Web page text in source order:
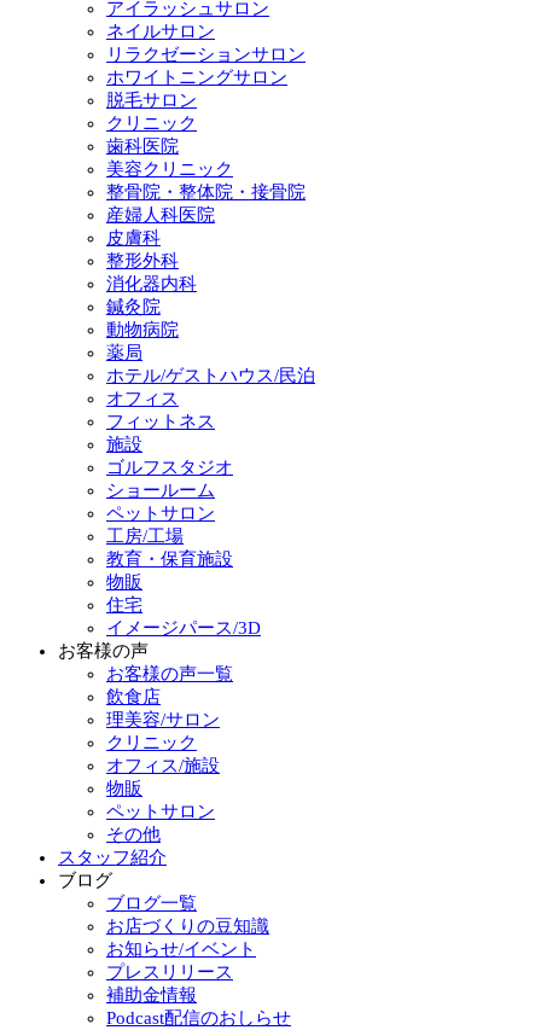
アイラッシュサロン
ネイルサロン
リラクゼーションサロン
ホワイトニングサロン
脱毛サロン
クリニック
歯科医院
美容クリニック
整骨院・整体院・接骨院
産婦人科医院
皮膚科
整形外科
消化器内科
鍼灸院
動物病院
薬局
ホテル/ゲストハウス/民泊
オフィス
フィットネス
施設
ゴルフスタジオ
ショールーム
ペットサロン
工房/工場
教育・保育施設
物販
住宅
イメージパース/3D
お客様の声
お客様の声一覧
飲食店
理美容/サロン
クリニック
オフィス/施設
物販
ペットサロン
その他
スタッフ紹介
ブログ
ブログ一覧
お店づくりの豆知識
お知らせ/イベント
プレスリリース
補助金情報
Podcast配信のおしらせ